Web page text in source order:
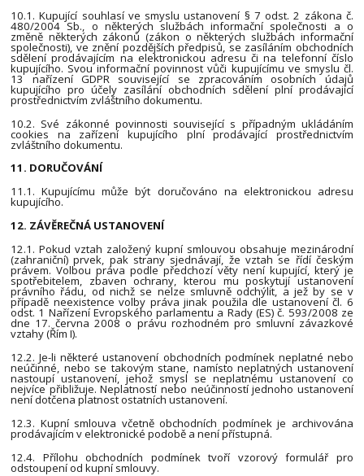
10.1. Kupující souhlasí ve smyslu ustanovení § 7 odst. 2 zákona č.
480/2004 Sb., o některých službách informační společnosti a o
změně některých zákonů (zákon o některých službách informační
společnosti), ve znění pozdějších předpisů, se zasíláním obchodních
sdělení prodávajícím na elektronickou adresu či na telefonní číslo
kupujícího. Svou informační povinnost vůči kupujícímu ve smyslu čl.
13 nařízení GDPR související se zpracováním osobních údajů
kupujícího pro účely zasílání obchodních sdělení plní prodávající
prostřednictvím zvláštního dokumentu.
10.2. Své zákonné povinnosti související s případným ukládáním
cookies na zařízení kupujícího plní prodávající prostřednictvím
zvláštního dokumentu.
11. DORUČOVÁNÍ
11.1. Kupujícímu může být doručováno na elektronickou adresu
kupujícího.
12. ZÁVĚREČNÁ USTANOVENÍ
12.1. Pokud vztah založený kupní smlouvou obsahuje mezinárodní
(zahraniční) prvek, pak strany sjednávají, že vztah se řídí českým
právem. Volbou práva podle předchozí věty není kupující, který je
spotřebitelem, zbaven ochrany, kterou mu poskytují ustanovení
právního řádu, od nichž se nelze smluvně odchýlit, a jež by se v
případě neexistence volby práva jinak použila dle ustanovení čl. 6
odst. 1 Nařízení Evropského parlamentu a Rady (ES) č. 593/2008 ze
dne 17. června 2008 o právu rozhodném pro smluvní závazkové
vztahy (Řím I).
12.2. Je-li některé ustanovení obchodních podmínek neplatné nebo
neúčinné, nebo se takovým stane, namísto neplatných ustanovení
nastoupí ustanovení, jehož smysl se neplatnému ustanovení co
nejvíce přibližuje. Neplatností nebo neúčinností jednoho ustanovení
není dotčena platnost ostatních ustanovení.
12.3. Kupní smlouva včetně obchodních podmínek je archivována
prodávajícím v elektronické podobě a není přístupná.
12.4. Přílohu obchodních podmínek tvoří vzorový formulář pro
odstoupení od kupní smlouvy.